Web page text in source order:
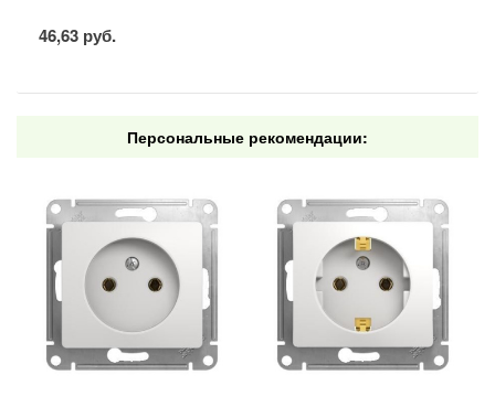
46,63 руб.
Персональные рекомендации: